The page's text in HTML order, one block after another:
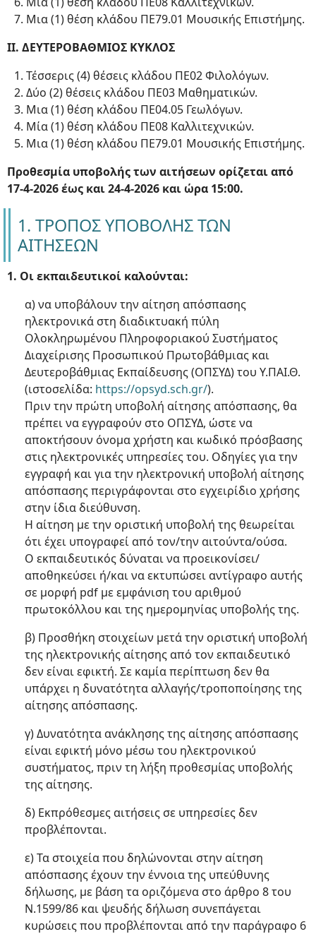
Μια (1) θέση κλάδου ΠΕ79.01 Μουσικής Επιστήμης.
ΙΙ. ΔΕΥΤΕΡΟΒΑΘΜΙΟΣ ΚΥΚΛΟΣ
Τέσσερις (4) θέσεις κλάδου ΠΕ02 Φιλολόγων.
Δύο (2) θέσεις κλάδου ΠΕ03 Μαθηματικών.
Μια (1) θέση κλάδου ΠΕ04.05 Γεωλόγων.
Μία (1) θέση κλάδου ΠΕ08 Καλλιτεχνικών.
Μια (1) θέση κλάδου ΠΕ79.01 Μουσικής Επιστήμης.
Προθεσμία υποβολής των αιτήσεων ορίζεται από
17-4-2026 έως και 24-4-2026 και ώρα 15:00.
1. ΤΡΟΠΟΣ ΥΠΟΒΟΛΗΣ ΤΩΝ
ΑΙΤΗΣΕΩΝ
1. Οι εκπαιδευτικοί καλούνται:
α) να υποβάλουν την αίτηση απόσπασης
ηλεκτρονικά στη διαδικτυακή πύλη
Ολοκληρωμένου Πληροφοριακού Συστήματος
Διαχείρισης Προσωπικού Πρωτοβάθμιας και
Δευτεροβάθμιας Εκπαίδευσης (ΟΠΣΥΔ) του Υ.ΠΑΙ.Θ.
(ιστοσελίδα: https://opsyd.sch.gr/).
Πριν την πρώτη υποβολή αίτησης απόσπασης, θα
πρέπει να εγγραφούν στο ΟΠΣΥΔ, ώστε να
αποκτήσουν όνομα χρήστη και κωδικό πρόσβασης
στις ηλεκτρονικές υπηρεσίες του. Οδηγίες για την
εγγραφή και για την ηλεκτρονική υποβολή αίτησης
απόσπασης περιγράφονται στο εγχειρίδιο χρήσης
στην ίδια διεύθυνση.
Η αίτηση με την οριστική υποβολή της θεωρείται
ότι έχει υπογραφεί από τον/την αιτούντα/ούσα.
Ο εκπαιδευτικός δύναται να προεικονίσει/
αποθηκεύσει ή/και να εκτυπώσει αντίγραφο αυτής
σε μορφή pdf με εμφάνιση του αριθμού
πρωτοκόλλου και της ημερομηνίας υποβολής της.
β) Προσθήκη στοιχείων μετά την οριστική υποβολή
της ηλεκτρονικής αίτησης από τον εκπαιδευτικό
δεν είναι εφικτή. Σε καμία περίπτωση δεν θα
υπάρχει η δυνατότητα αλλαγής/τροποποίησης της
αίτησης απόσπασης.
γ) Δυνατότητα ανάκλησης της αίτησης απόσπασης
είναι εφικτή μόνο μέσω του ηλεκτρονικού
συστήματος, πριν τη λήξη προθεσμίας υποβολής
της αίτησης.
δ) Εκπρόθεσμες αιτήσεις σε υπηρεσίες δεν
προβλέπονται.
ε) Τα στοιχεία που δηλώνονται στην αίτηση
απόσπασης έχουν την έννοια της υπεύθυνης
δήλωσης, με βάση τα οριζόμενα στο άρθρο 8 του
Ν.1599/86 και ψευδής δήλωση συνεπάγεται
κυρώσεις που προβλέπονται από την παράγραφο 6